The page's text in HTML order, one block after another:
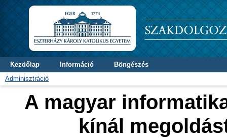
Kezdőlap Információ
Böngészés
Adminisztráció
A magyar
kínál